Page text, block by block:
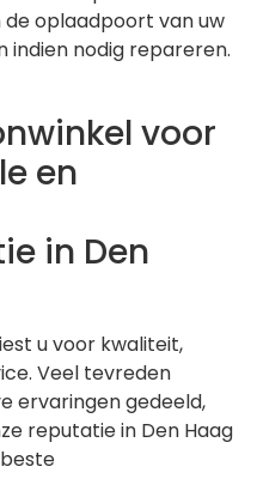
de oplaadpoort van uw
nodig repareren.
voor
en
in Den
u voor kwaliteit,
Veel tevreden
ervaringen gedeeld,
reputatie in Den Haag